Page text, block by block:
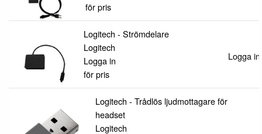
för pris
Logitech - Strömdelare
Logitech
Logga in
för pris
Logga
Logitech - Trådlös ljudmottagare för
headset
Logitech